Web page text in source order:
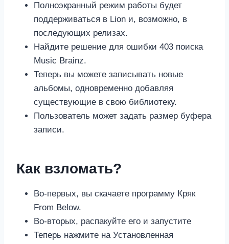
Полноэкранный режим работы будет
поддерживаться в Lion и, возможно, в
последующих релизах.
Найдите решение для ошибки 403 поиска
Music Brainz.
Теперь вы можете записывать новые
альбомы, одновременно добавляя
существующие в свою библиотеку.
Пользователь может задать размер буфера
записи.
Как взломать?
Во-первых, вы скачаете программу Кряк
From Below.
Во-вторых, распакуйте его и запустите
Теперь нажмите на Установленная